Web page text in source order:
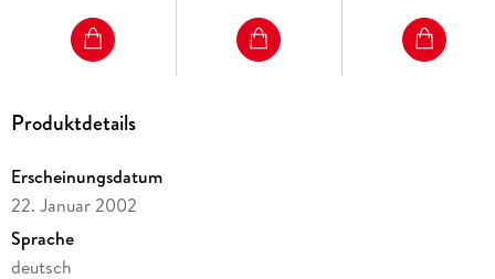
Produktdetails
Erscheinungsdatum
22. Januar 2002
Sprache
deutsch